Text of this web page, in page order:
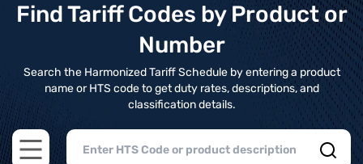
Find Tariff Codes by Product or
Number
Search the Harmonized Tariff Schedule by entering a product
name or HTS code to get duty rates, descriptions, and
classification details.
Open main menu